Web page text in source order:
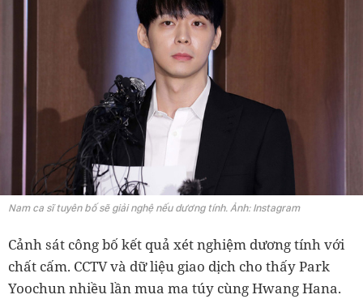
Nam ca sĩ tuyên bố sẽ giải nghệ nếu dương tính. Ảnh: Instagram
Cảnh sát công bố kết quả xét nghiệm dương tính với
chất cấm. CCTV và dữ liệu giao dịch cho thấy Park
Yoochun nhiều lần mua ma túy cùng Hwang Hana.